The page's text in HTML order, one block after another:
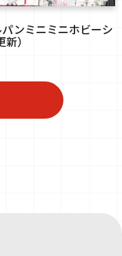
ンミニミニホビーシ
）